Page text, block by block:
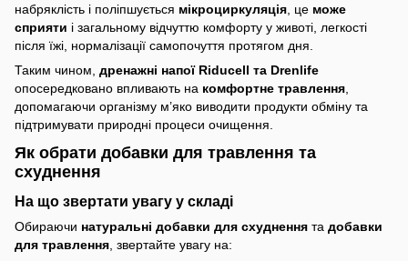
набряклість і поліпшується мікроциркуляція, це може
сприяти і загальному відчуттю комфорту у животі, легкості
після їжі, нормалізації самопочуття протягом дня.
Таким чином, дренажні напої Riducell та Drenlife
опосередковано впливають на комфортне травлення,
допомагаючи організму м’яко виводити продукти обміну та
підтримувати природні процеси очищення.
Як обрати добавки для травлення та
схуднення
На що звертати увагу у складі
Обираючи натуральні добавки для схуднення та добавки
для травлення, звертайте увагу на: